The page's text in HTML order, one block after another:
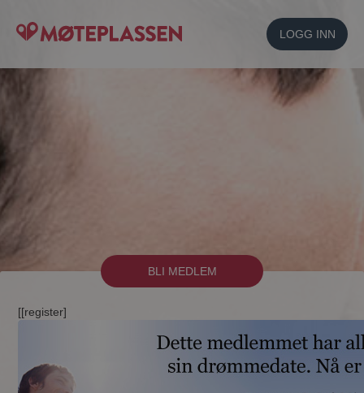
LOGG INN
BLI MEDLEM
[[register]